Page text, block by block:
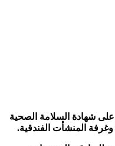
شهادة السلامة الصحية
المنشأت الفندقية.